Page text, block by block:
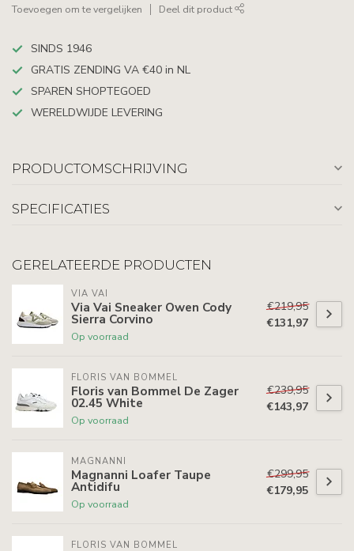
Toevoegen om te vergelijken Deel dit product
SINDS 1946
GRATIS ZENDING VA €40 in NL
SPAREN SHOPTEGOED
WERELDWIJDE LEVERING
PRODUCTOMSCHRIJVING
SPECIFICATIES
GERELATEERDE PRODUCTEN
VIA VAI
Via Vai Sneaker Owen Cody
Sierra Corvino
Op voorraad
€219,95
€131,97
FLORIS VAN BOMMEL
Floris van Bommel De Zager
02.45 White
Op voorraad
€239,95
€143,97
MAGNANNI
Magnanni Loafer Taupe
Antidifu
Op voorraad
€299,95
€179,95
FLORIS VAN BOMMEL